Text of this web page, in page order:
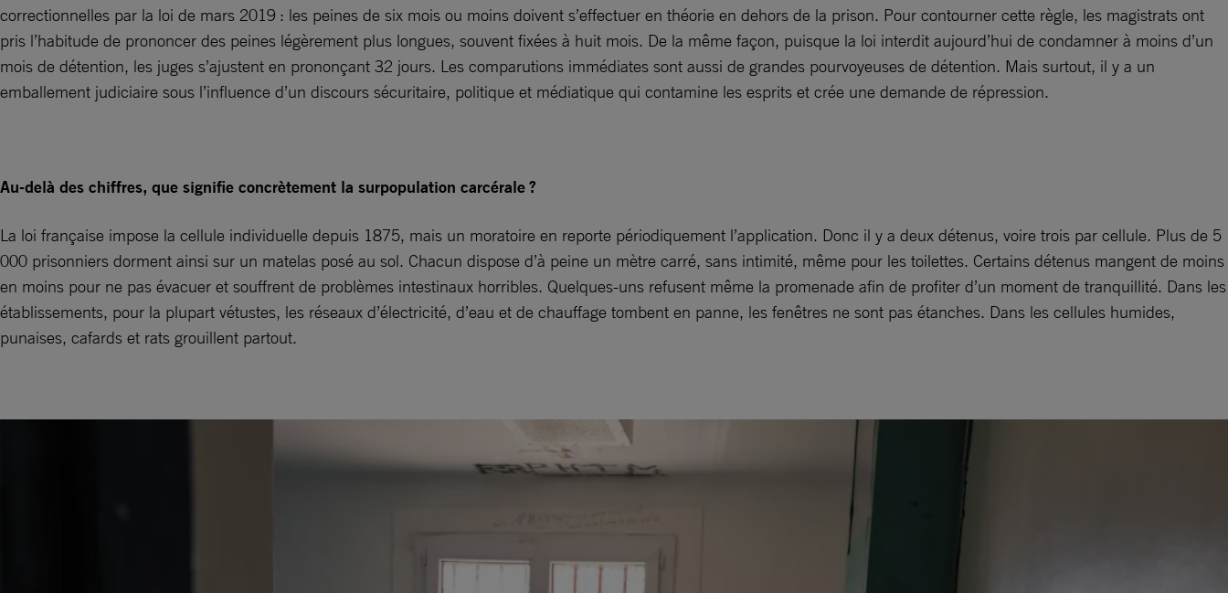
correctionnelles par la loi de mars 2019 : les peines de six mois ou moins doivent s’effectuer en théorie en dehors de la prison. Pour contourner cette règle, les magistrats ont
pris l’habitude de prononcer des peines légèrement plus longues, souvent fixées à huit mois. De la même façon, puisque la loi interdit aujourd’hui de condamner à moins d’un
mois de détention, les juges s’ajustent en prononçant 32 jours. Les comparutions immédiates sont aussi de grandes pourvoyeuses de détention. Mais surtout, il y a un
emballement judiciaire sous l’influence d’un discours sécuritaire, politique et médiatique qui contamine les esprits et crée une demande de répression.
Au-delà des chiffres, que signifie concrètement la surpopulation carcérale ?
La loi française impose la cellule individuelle depuis 1875, mais un moratoire en reporte périodiquement l’application. Donc il y a deux détenus, voire trois par cellule. Plus de 5
000 prisonniers dorment ainsi sur un matelas posé au sol. Chacun dispose d’à peine un mètre carré, sans intimité, même pour les toilettes. Certains détenus mangent de moins
en moins pour ne pas évacuer et souffrent de problèmes intestinaux horribles. Quelques-uns refusent même la promenade afin de profiter d’un moment de tranquillité. Dans les
établissements, pour la plupart vétustes, les réseaux d’électricité, d’eau et de chauffage tombent en panne, les fenêtres ne sont pas étanches. Dans les cellules humides,
punaises, cafards et rats grouillent partout.